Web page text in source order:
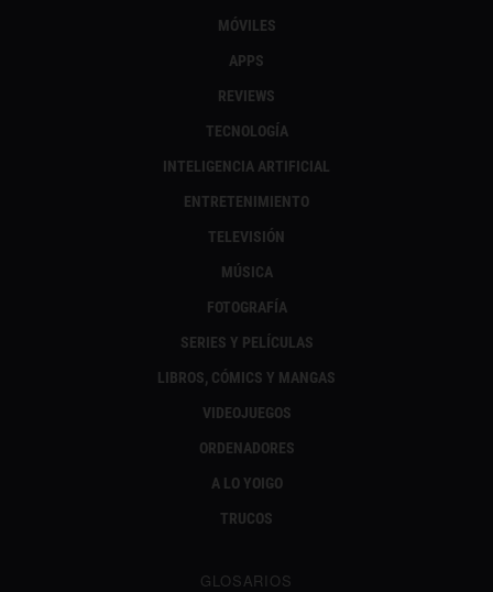
MÓVILES
APPS
REVIEWS
TECNOLOGÍA
INTELIGENCIA ARTIFICIAL
ENTRETENIMIENTO
TELEVISIÓN
MÚSICA
FOTOGRAFÍA
SERIES Y PELÍCULAS
LIBROS, CÓMICS Y MANGAS
VIDEOJUEGOS
ORDENADORES
A LO YOIGO
TRUCOS
GLOSARIOS